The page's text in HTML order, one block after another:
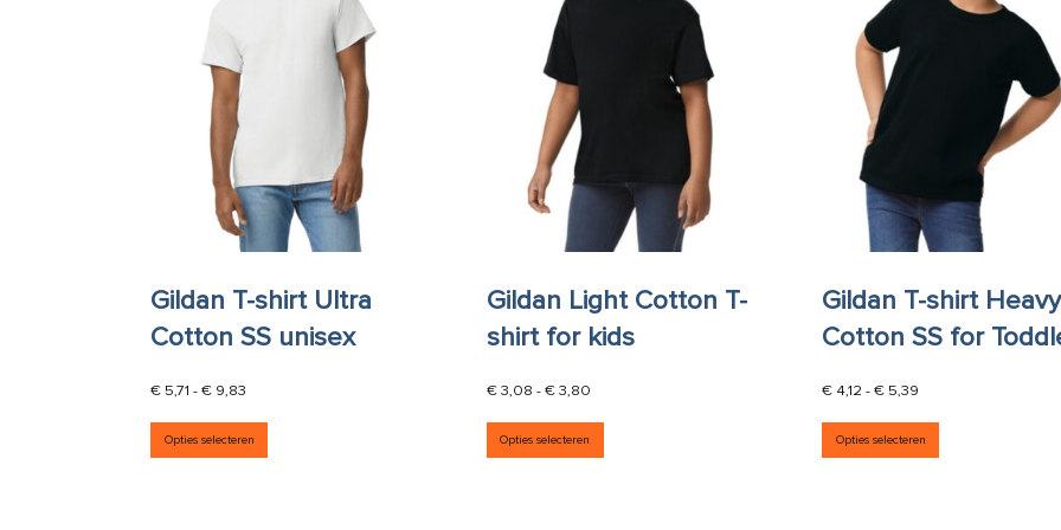
Gildan T-shirt Ultra
Cotton SS unisex
€ 5,71 - € 9,83
Opties selecteren
Dit product heeft meerdere variaties. Deze optie kan gekozen worden op de productpagina
Gildan Light Cotton T-
shirt for kids
€3,08 -€3,80Prijsklasse: € 3,08 tot € 3,80
Opties selecteren
Dit product heeft meerdere variaties. Deze optie kan
Gildan T-shirt Heavy
Cotton SS for
€ 4,12 - € 5,39
Opties selecteren
Dit product